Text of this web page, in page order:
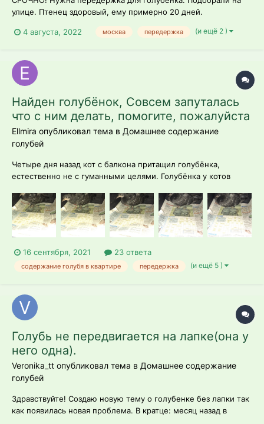
улице. Птенец здоровый, ему примерно 20 дней.
Контакты: Надежда, 8-916-243-0034
4 августа, 2022 москва передержка (и ещё 2 )
Найден голубёнок, Совсем запуталась
что с ним делать, помогите, пожалуйста
Ellmira опубликовал тема в Домашнее содержание
голубей
Четыре дня назад кот с балкона притащил голубёнка,
естественно не с гуманными целями. Голубёнка у котов
рану зашили, сказали неделю держать у себя, пока рана не
заживёт. Теперь читаю форум и понимаю, что неделей тут
возможно не обойтись и в с...
16 сентября, 2021 23 ответа
содержание голубя в квартире передержка (и ещё 5 )
Голубь не передвигается на лапке(она у
него одна).
Veronika_tt опубликовал тема в Домашнее содержание
голубей
Здравствуйте! Создаю новую тему о голубенке без лапки так
как появилась новая проблема. В кратце: месяц назад в